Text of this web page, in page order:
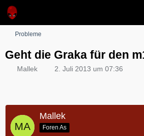
Probleme
Geht die Graka für den
Mallek 2. Juli 2013 um 07:36
Mallek
Foren As